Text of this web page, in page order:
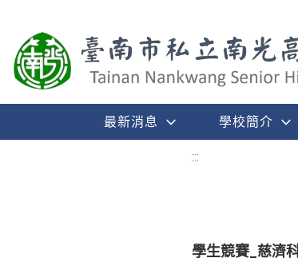
最新消息 學校簡介
:::
學生競賽_慈濟